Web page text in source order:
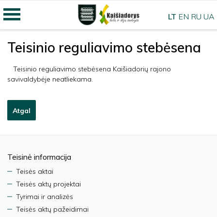
Teisinio reguliavimo stebėsena
Teisinio reguliavimo stebėsena Kaišiadorių rajono
savivaldybėje neatliekama.
Atgal
Teisinė informacija
Teisės aktai
Teisės aktų projektai
Tyrimai ir analizės
Teisės aktų pažeidimai
LT EN RU UA